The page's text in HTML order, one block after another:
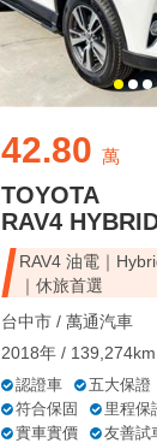
42.80 萬
TOYOTA
RAV4
RAV4 油電｜
｜休旅首選
台中市 / 萬通汽車
2018年 / 139,274km
認證車
五大保證
符合保固
里程保
實車實價
友善試